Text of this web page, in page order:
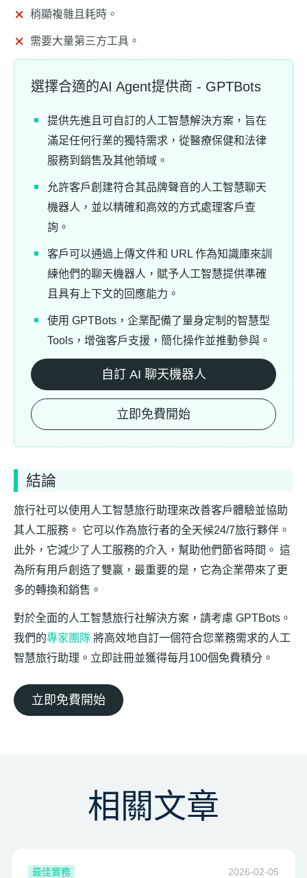
稍顯複雜且耗時。
需要大量第三方工具。
選擇合適的AI Agent提供商 - GPTBots
提供先進且可自訂的人工智慧解決方案，旨在
滿足任何行業的獨特需求，從醫療保健和法律
服務到銷售及其他領域。
允許客戶創建符合其品牌聲音的人工智慧聊天
機器人，並以精確和高效的方式處理客戶查
詢。
客戶可以通過上傳文件和 URL 作為知識庫來訓
練他們的聊天機器人，賦予人工智慧提供準確
且具有上下文的回應能力。
使用 GPTBots，企業配備了量身定制的智慧型
Tools，增強客戶支援，簡化操作並推動參與。
自訂 AI 聊天機器人
立即免費開始
結論
旅行社可以使用人工智慧旅行助理來改善客戶體驗並協助
其人工服務。 它可以作為旅行者的全天候24/7旅行夥伴。
此外，它減少了人工服務的介入，幫助他們節省時間。 這
為所有用戶創造了雙贏，最重要的是，它為企業帶來了更
多的轉換和銷售。
對於全面的人工智慧旅行社解決方案，請考慮 GPTBots。
我們的專家團隊 將高效地自訂一個符合您業務需求的人工
智慧旅行助理。立即註冊並獲得每月100個免費積分。
立即免費開始
相關文章
最佳實務 2026-02-05